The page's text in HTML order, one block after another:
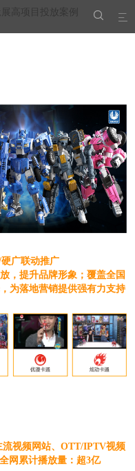


高项目投放案例
广联动推广
，提升品牌形象；覆盖全国
为落地营销提供强有力支持
视频网站、OTT/IPTV视频
网累计播放量：超3亿